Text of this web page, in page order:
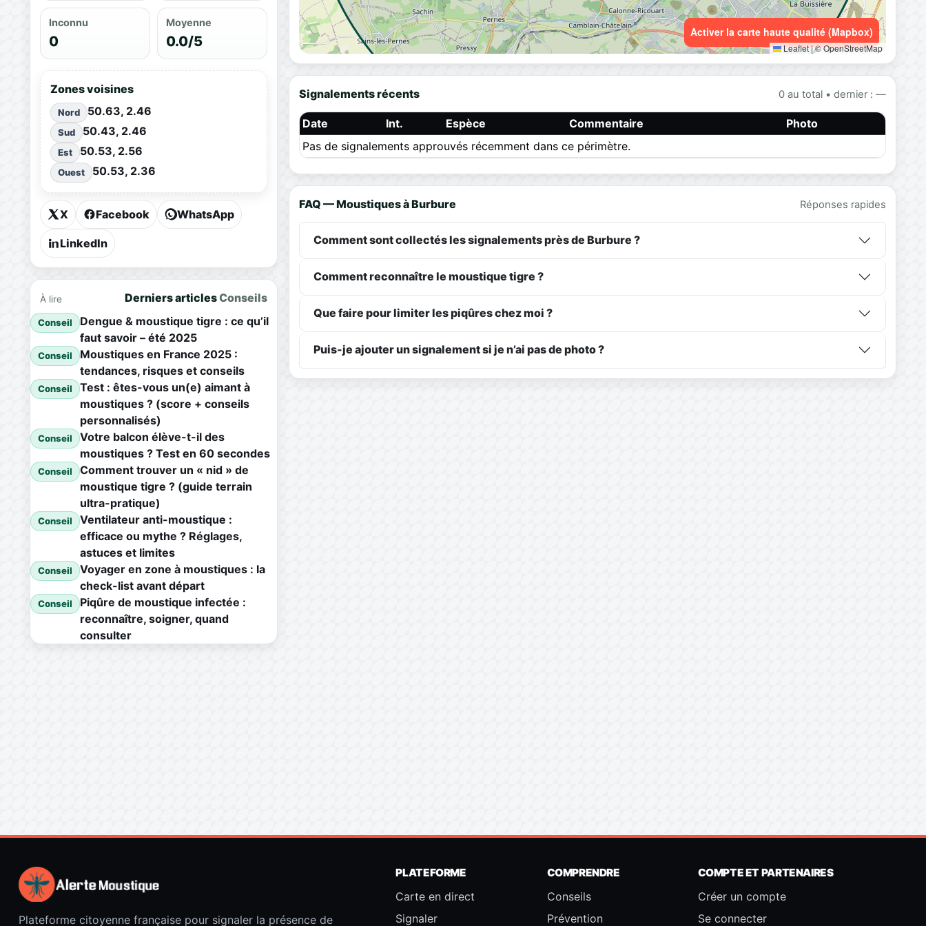
Inconnu
0
Moyenne
0.0/5
Zones voisines
Nord 50.63, 2.46
Sud 50.43, 2.46
Est 50.53, 2.56
Ouest 50.53, 2.36
X Facebook WhatsApp
LinkedIn
À lire Derniers articlesConseils
Conseil
Dengue & moustique tigre : ce qu’il
faut savoir – été 2025
Conseil
Moustiques en France 2025 :
tendances, risques et conseils
Conseil
Test : êtes-vous un(e) aimant à
moustiques ? (score + conseils
personnalisés)
Conseil
Votre balcon élève-t-il des
moustiques ? Test en 60 secondes
Conseil
Comment trouver un « nid » de
moustique tigre ? (guide terrain
ultra-pratique)
Conseil
Ventilateur anti-moustique :
efficace ou mythe ? Réglages,
astuces et limites
Conseil
Voyager en zone à moustiques : la
check-list avant départ
Conseil
Piqûre de moustique infectée :
reconnaître, soigner, quand
consulter
Leaflet|© OpenStreetMap
Activer la carte haute qualité (Mapbox)
Signalements récents 0 au total • dernier : —
Date Int. Espèce Commentaire
Photo
Pas de signalements approuvés récemment dans ce périmètre.
FAQ — Moustiques à Burbure Réponses rapides
Comment sont collectés les signalements près de Burbure ?
Comment reconnaître le moustique tigre ?
Que faire pour limiter les piqûres chez moi ?
Puis-je ajouter un signalement si je n’ai pas de photo ?
Plateforme citoyenne française pour signaler la présence de
PLATEFORME
Carte en direct
Signaler
COMPRENDRE
Conseils
Prévention
COMPTE ET PARTENAIRES
Créer un compte
Se connecter